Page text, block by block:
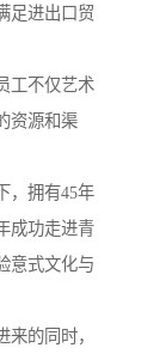
足进出口贸
工不仅艺术
资源和渠
，拥有45年
成功走进青
意式文化与
的同时，